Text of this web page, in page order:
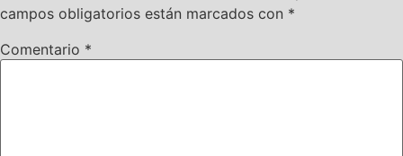
campos obligatorios están marcados con *
Comentario *